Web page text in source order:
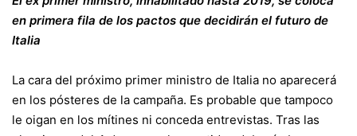
en primera fila de los pactos que decidirán el futuro de
Italia
La cara del próximo primer ministro de Italia no aparecerá
en los pósteres de la campaña. Es probable que tampoco
le oigan en los mítines ni conceda entrevistas. Tras las